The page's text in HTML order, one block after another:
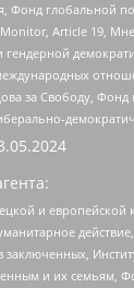
глобальной
Article 19,
за Свободу,
и
и их семьям,